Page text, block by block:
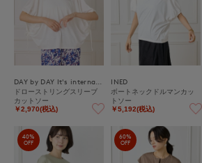
ドローストリングスリーブ
カットソー
￥2,970(税込)
INED
ボートネックドルマンカッ
トソー
￥5,192(税込)
40%
OFF
60%
OFF